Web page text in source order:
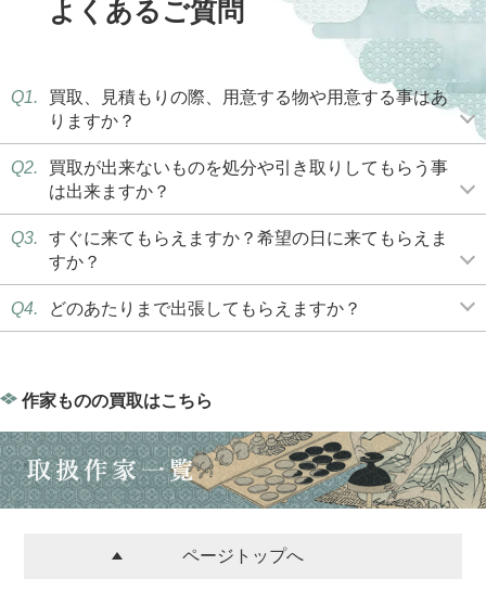
よくあるご質問
Q1.
買取、見積もりの際、用意する物や用意する事はあ
りますか？
Q2.
買取が出来ないものを処分や引き取りしてもらう事
は出来ますか？
Q3.
すぐに来てもらえますか？希望の日に来てもらえま
すか？
Q4. どのあたりまで出張してもらえますか？
作家ものの買取はこちら
ページトップへ